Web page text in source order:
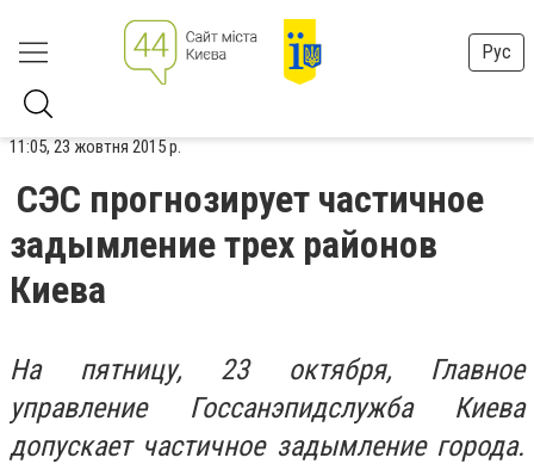
Рус
11:05, 23 жовтня 2015 р.
СЭС прогнозирует частичное
задымление трех районов
Киева
На пятницу, 23 октября, Главное
управление Госсанэпидслужба Киева
допускает частичное задымление города.